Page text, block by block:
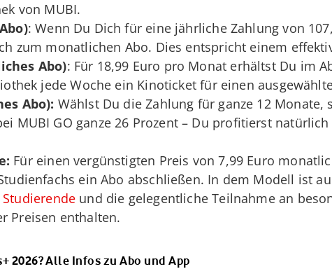
von MUBI.
: Wenn Du Dich für eine jährliche Zahlung von
zum monatlichen Abo. Dies entspricht einem
Abo): Für 18,99 Euro pro Monat erhältst Du im
jede Woche ein Kinoticket für einen
Abo): Wählst Du die Zahlung für ganze 12 Monate,
MUBI GO ganze 26 Prozent – Du profitierst
Für einen vergünstigten Preis von 7,99 Euro
ein Abo abschließen. In dem Modell ist
Studierende und die gelegentliche Teilnahme an
Preisen enthalten.
2026? Alle Infos zu Abo und App